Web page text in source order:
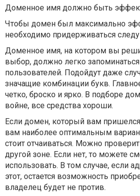
Доменное имя должно быть
Чтобы домен был максимально
необходимо придерживаться
Доменное имя, на котором вы
выбор, должно легко
пользователей. Подойдут даже
значащие комбинации букв.
четко, броско и ярко. В подборе
войне, все средства хороши.
Если домен, который вам
вам наиболее оптимальным
стоит отчаиваться. Можно
другой зоне. Если нет, то можете
использовать. В том случае, если
этот, остается возможность
владелец будет не против.